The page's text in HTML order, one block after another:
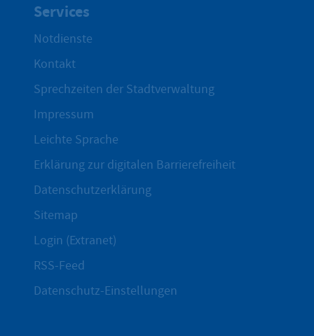
Services
Notdienste
Kontakt
Sprechzeiten der Stadtverwaltung
Impressum
Leichte Sprache
Erklärung zur digitalen Barrierefreiheit
Datenschutzerklärung
Sitemap
Login (Extranet)
RSS-Feed
Datenschutz-Einstellungen